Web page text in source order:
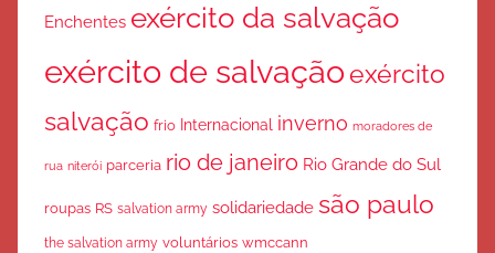
Enchentes exército da salvação
exército de salvaçãoexército
salvação frio Internacional inverno moradores de
rua niterói parceria rio de janeiro Rio Grande do Sul
roupas RS salvation army solidariedade são paulo
the salvation army voluntários wmccann